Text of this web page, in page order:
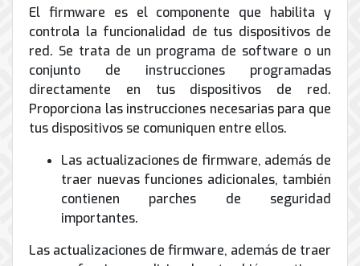
El firmware es el componente que habilita y
controla la funcionalidad de tus dispositivos de
red. Se trata de un programa de software o un
conjunto de instrucciones programadas
directamente en tus dispositivos de red.
Proporciona las instrucciones necesarias para que
tus dispositivos se comuniquen entre ellos.
Las actualizaciones de firmware, además de
traer nuevas funciones adicionales, también
contienen parches de seguridad
importantes.
Las actualizaciones de firmware, además de traer